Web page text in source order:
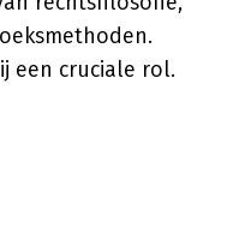
een cruciale rol.